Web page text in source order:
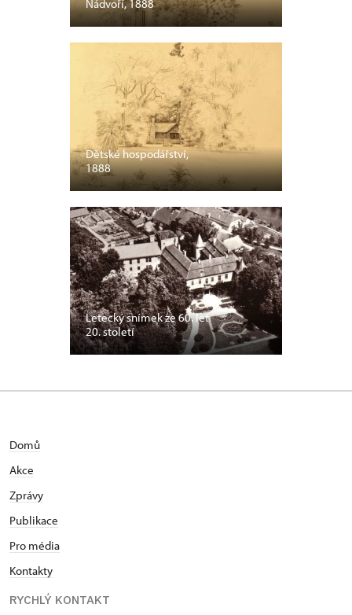
Nádvoří, 1888
Dětské hospodářství,
1888
Letecký snímek ze 60. let
20. století
Domů
Akce
Zprávy
Publikace
Pro média
Kontakty
RYCHLÝ KONTAKT